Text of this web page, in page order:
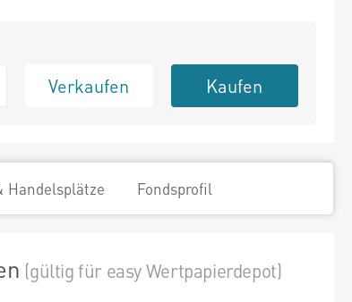
Verkaufen Kaufen
Handelsplätze Fondsprofil
(gültig für easy Wertpapierdepot)